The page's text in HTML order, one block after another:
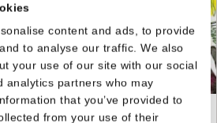
content and ads, to provide
to analyse our traffic. We also
your use of our site with our social
analytics partners who may
that you’ve provided to
from your use of their
Lauren FarnsworthEen